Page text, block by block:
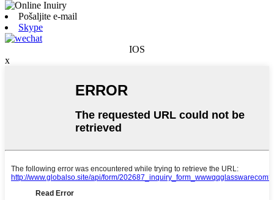
Pošaljite e-mail
Skype
IOS
x